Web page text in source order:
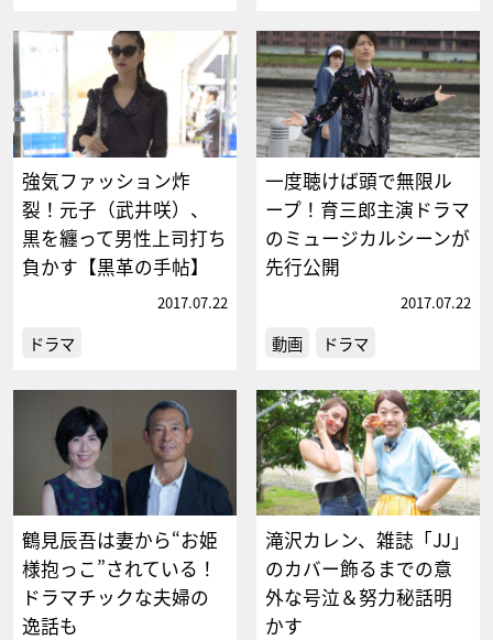
強気ファッション炸
裂！元子（武井咲）、
黒を纏って男性上司打ち
負かす【黒革の手帖】
2017.07.22
ドラマ
一度聴けば頭で無限ル
ープ！育三郎主演ドラマ
のミュージカルシーンが
先行公開
2017.07.22
動画 ドラマ
鶴見辰吾は妻から“お姫
様抱っこ”されている！
ドラマチックな夫婦の
逸話も
滝沢カレン、雑誌「JJ」
のカバー飾るまでの意
外な号泣＆努力秘話明
かす